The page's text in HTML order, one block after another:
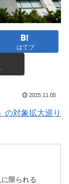
はてブ
2025.11.05
の対象拡大巡り
限られる